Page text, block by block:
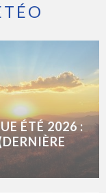
ÉTÉ 2026 :